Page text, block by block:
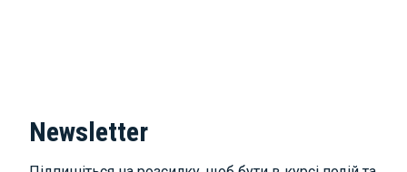
Newsletter